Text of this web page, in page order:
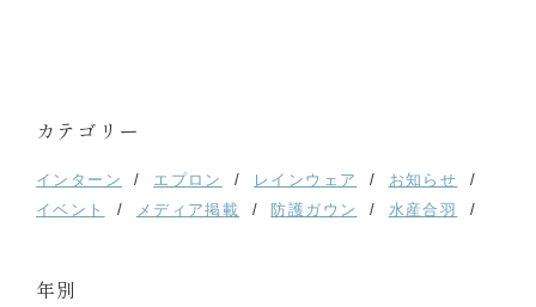
カテゴリー
インターン エプロン レインウェア
お知らせ
イベント
メディア掲載 防護ガウン 水産合羽
年別